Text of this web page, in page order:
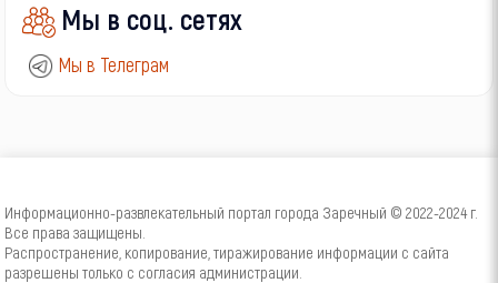
Мы в соц. сетях
Мы в Телеграм
Информационно-развлекательный портал города Заречный © 2022-2024 г.
Все права защищены.
Распространение, копирование, тиражирование информации с сайта
разрешены только с согласия администрации.